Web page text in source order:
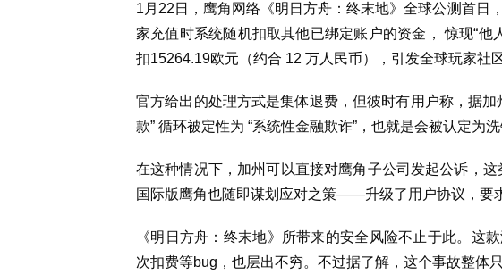
1月22日，鹰角网络《明日方舟：终末地》全球公测首
家充值时系统随机扣取其他已绑定账户的资金， 惊现“他
扣15264.19欧元（约合 12 万人民币），引发全球玩家社
官方给出的处理方式是集体退费，但彼时有用户称，据加
款” 循环被定性为 “系统性金融欺诈”，也就是会被认定为洗
在这种情况下，加州可以直接对鹰角子公司发起公诉，
国际版鹰角也随即谋划应对之策——升级了用户协议，要求
《明日方舟：终末地》所带来的安全风险不止于此。这
次扣费等bug，也层出不穷。不过据了解，这个事故整体